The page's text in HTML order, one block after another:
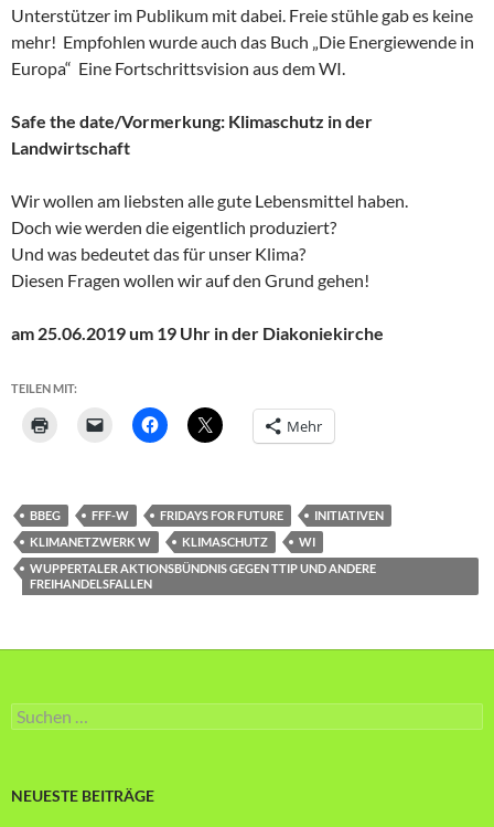
Unterstützer im Publikum mit dabei. Freie stühle gab es keine
mehr! Empfohlen wurde auch das Buch „Die Energiewende in
Europa“ Eine Fortschrittsvision aus dem WI.
Safe the date/Vormerkung: Klimaschutz in der
Landwirtschaft
Wir wollen am liebsten alle gute Lebensmittel haben.
Doch wie werden die eigentlich produziert?
Und was bedeutet das für unser Klima?
Diesen Fragen wollen wir auf den Grund gehen!
am 25.06.2019 um 19 Uhr in der Diakoniekirche
TEILEN MIT:
Mehr
BBEG FFF-W FRIDAYS FOR FUTURE
INITIATIVEN
KLIMANETZWERK W
KLIMASCHUTZ
WI
WUPPERTALER AKTIONSBÜNDNIS GEGEN TTIP UND ANDERE
FREIHANDELSFALLEN
Suche
nach:
NEUESTE BEITRÄGE